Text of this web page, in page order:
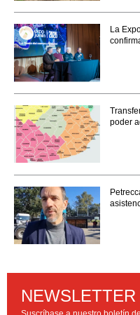
La
poder
NEWSLETTER